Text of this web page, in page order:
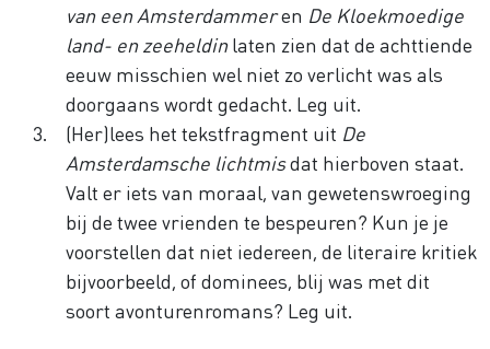
van een Amsterdammeren De Kloekmoedige
land- en zeeheldinlaten zien dat de achttiende
eeuw misschien wel niet zo verlicht was als
doorgaans wordt gedacht. Leg uit.
(Her)lees het tekstfragment uit De
Amsterdamsche lichtmisdat hierboven staat.
Valt er iets van moraal, van gewetenswroeging
bij de twee vrienden te bespeuren? Kun je je
voorstellen dat niet iedereen, de literaire kritiek
bijvoorbeeld, of dominees, blij was met dit
soort avonturenromans? Leg uit.